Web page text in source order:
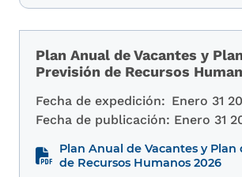
Plan Anual de Vacantes y
Previsión de Recursos
Fecha de expedición: Enero 31
Fecha de publicación: Enero 31
Plan Anual de Vacantes y Plan
de Recursos Humanos 2026